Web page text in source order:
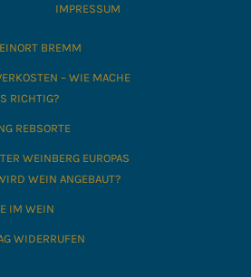
IMPRESSUM
BREMM
– WIE MACHE
RICHTIG?
REBSORTE
WEINBERG EUROPAS
WEIN ANGEBAUT?
IM WEIN
WIDERRUFEN